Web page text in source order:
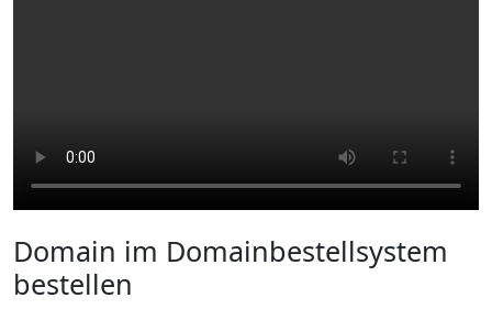
Domain im Domainbestellsystem
bestellen